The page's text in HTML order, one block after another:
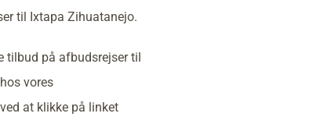
til Ixtapa Zihuatanejo.
tilbud på afbudsrejser til
vores
at klikke på linket